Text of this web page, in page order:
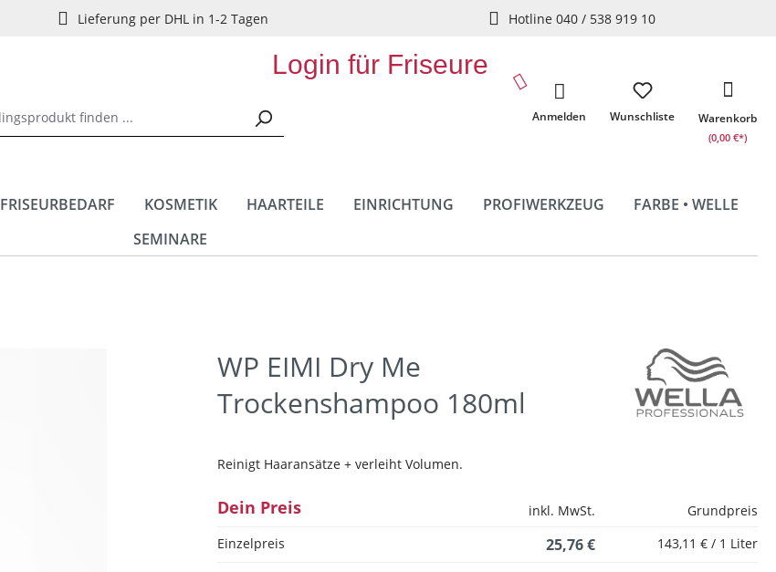
Lieferung per DHL in 1-2 Tagen Hotline 040 / 538 919 10
Login für Friseure
Wunschliste
Anmelden Warenkorb
(0,00 €*)
FRISEURBEDARF KOSMETIK HAARTEILE EINRICHTUNG PROFIWERKZEUG
FARBE • WELLE
SEMINARE
WP EIMI Dry Me
Trockenshampoo 180ml
Reinigt Haaransätze + verleiht Volumen.
Dein Preis inkl. MwSt.
Grundpreis
Einzelpreis
25,76 € 143,11 € / 1 Liter